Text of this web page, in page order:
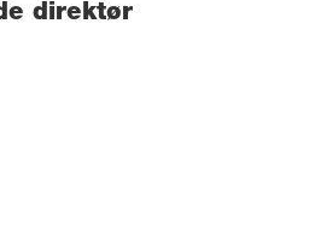
direktør